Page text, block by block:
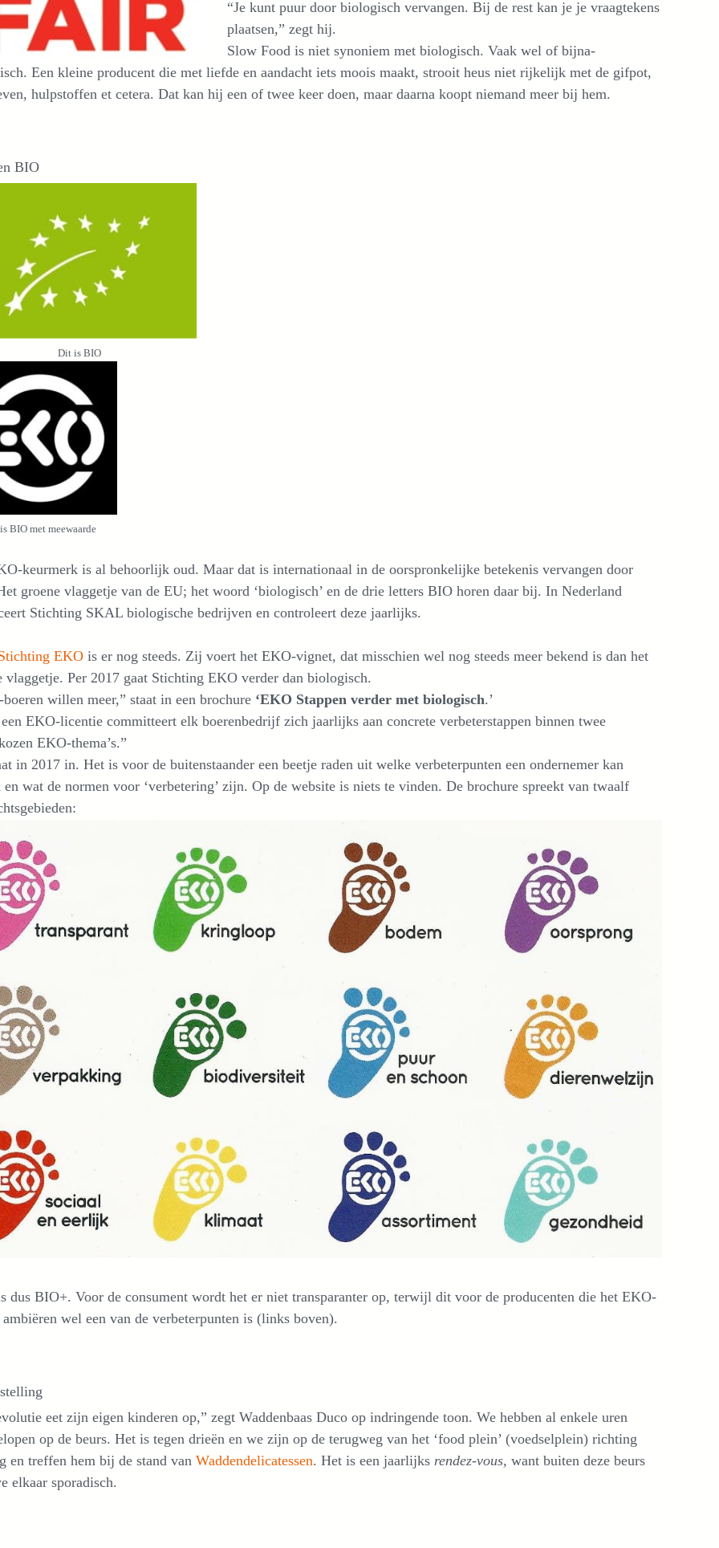
“Je kunt puur door biologisch vervangen. Bij de rest kan je je vraagtekens
plaatsen,” zegt hij.
Slow Food is niet synoniem met biologisch. Vaak wel of bijna-
Een kleine producent die met liefde en aandacht iets moois maakt, strooit heus niet rijkelijk met de gifpot,
hulpstoffen et cetera. Dat kan hij een of twee keer doen, maar daarna koopt niemand meer bij hem.
BIO
Dit is BIO
BIO met meewaarde
keurmerk is al behoorlijk oud. Maar dat is internationaal in de oorspronkelijke betekenis vervangen door
groene vlaggetje van de EU; het woord ‘biologisch’ en de drie letters BIO horen daar bij. In Nederland
Stichting SKAL biologische bedrijven en controleert deze jaarlijks.
EKO is er nog steeds. Zij voert het EKO-vignet, dat misschien wel nog steeds meer bekend is dan het
vlaggetje. Per 2017 gaat Stichting EKO verder dan biologisch.
willen meer,” staat in een brochure ‘EKO Stappen verder met biologisch.’
EKO-licentie committeert elk boerenbedrijf zich jaarlijks aan concrete verbeterstappen binnen twee
EKO-thema’s.”
in 2017 in. Het is voor de buitenstaander een beetje raden uit welke verbeterpunten een ondernemer kan
en wat de normen voor ‘verbetering’ zijn. Op de website is niets te vinden. De brochure spreekt van twaalf
dus BIO+. Voor de consument wordt het er niet transparanter op, terwijl dit voor de producenten die het EKO-
wel een van de verbeterpunten is (links boven).
eet zijn eigen kinderen op,” zegt Waddenbaas Duco op indringende toon. We hebben al enkele uren
op de beurs. Het is tegen drieën en we zijn op de terugweg van het ‘food plein’ (voedselplein) richting
en treffen hem bij de stand van Waddendelicatessen. Het is een jaarlijks rendez-vous, want buiten deze beurs
elkaar sporadisch.